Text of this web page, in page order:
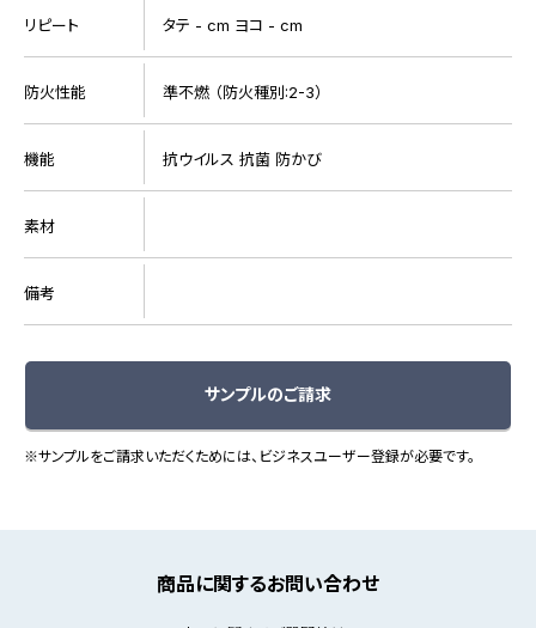
リピート タテ - cm ヨコ - cm
防火性能 準不燃 （防火種別:2-3）
機能 抗ウイルス 抗菌 防かび
素材
備考
サンプルのご請求
※サンプルをご請求いただくためには、ビジネスユーザー登録が必要です。
商品に関するお問い合わせ